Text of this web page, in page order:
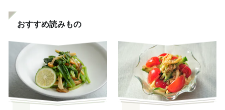
おすすめ読みもの